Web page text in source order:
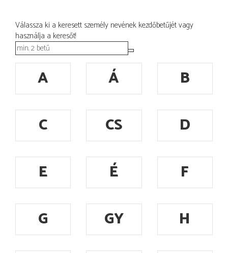
Válassza ki a keresett személy nevének kezdőbetűjét vagy
használja a keresőt!
A Á
B
C
CS
D
E
É
F
G
GY
H